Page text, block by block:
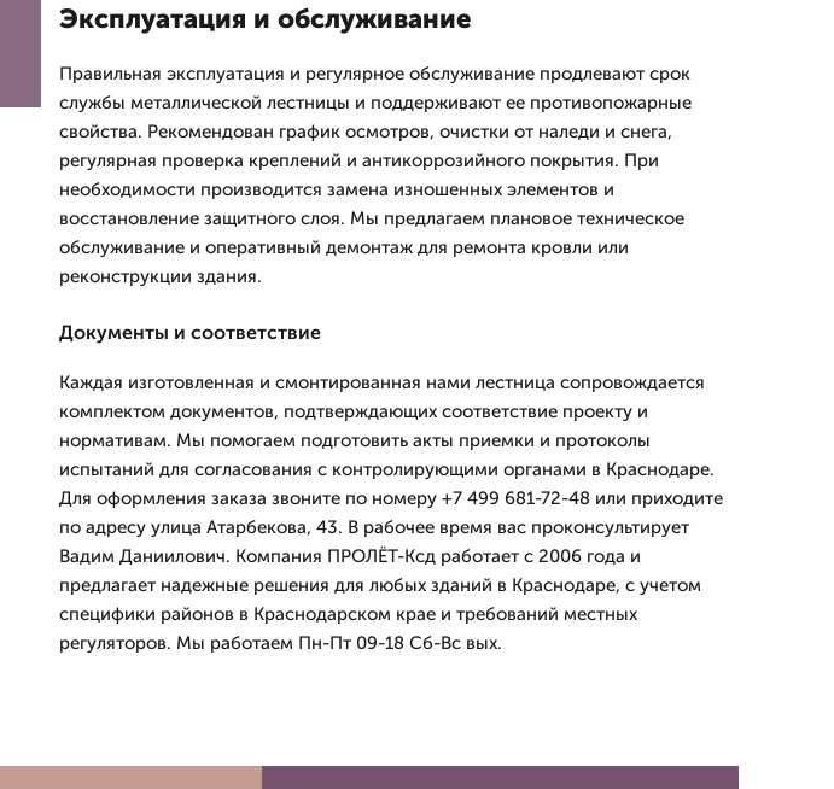
Эксплуатация и обслуживание
Правильная эксплуатация и регулярное обслуживание продлевают срок
службы металлической лестницы и поддерживают ее противопожарные
свойства. Рекомендован график осмотров, очистки от наледи и снега,
регулярная проверка креплений и антикоррозийного покрытия. При
необходимости производится замена изношенных элементов и
восстановление защитного слоя. Мы предлагаем плановое техническое
обслуживание и оперативный демонтаж для ремонта кровли или
реконструкции здания.
Документы и соответствие
Каждая изготовленная и смонтированная нами лестница сопровождается
комплектом документов, подтверждающих соответствие проекту и
нормативам. Мы помогаем подготовить акты приемки и протоколы
испытаний для согласования с контролирующими органами в Краснодаре.
Для оформления заказа звоните по номеру +7 499 681-72-48 или приходите
по адресу улица Атарбекова, 43. В рабочее время вас проконсультирует
Вадим Даниилович. Компания ПРОЛЁТ-Ксд работает с 2006 года и
предлагает надежные решения для любых зданий в Краснодаре, с учетом
специфики районов в Краснодарском крае и требований местных
регуляторов. Мы работаем Пн-Пт 09-18 Сб-Вс вых.